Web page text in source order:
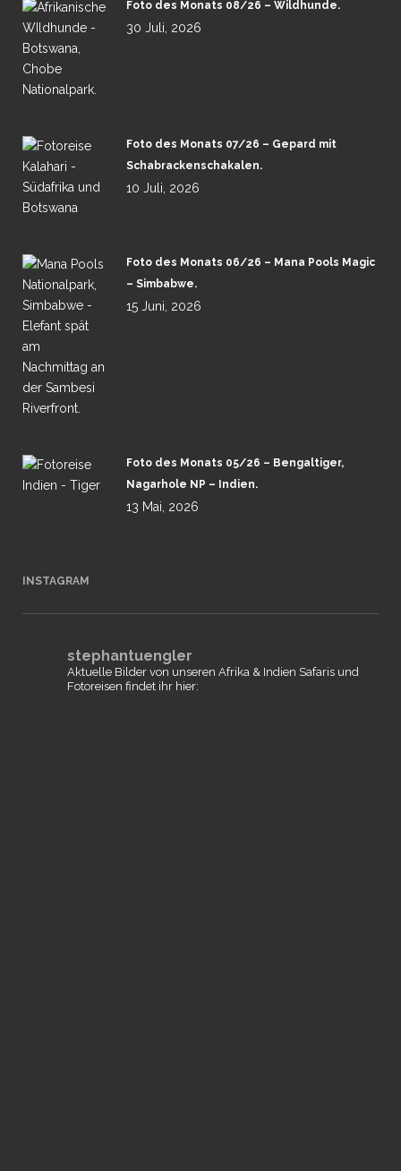
Foto des Monats 08/26 – Wildhunde.
30 Juli, 2026
Foto des Monats 07/26 – Gepard mit
Schabrackenschakalen.
10 Juli, 2026
Foto des Monats 06/26 – Mana Pools Magic
– Simbabwe.
15 Juni, 2026
Foto des Monats 05/26 – Bengaltiger,
Nagarhole NP – Indien.
13 Mai, 2026
INSTAGRAM
stephantuengler
Aktuelle Bilder von unseren Afrika & Indien Safaris und
Fotoreisen findet ihr hier: